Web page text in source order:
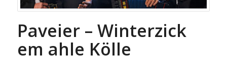
Paveier – Winterzick
em ahle Kölle